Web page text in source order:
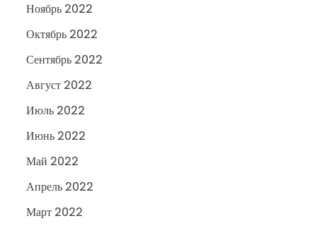
Ноябрь 2022
Октябрь 2022
Сентябрь 2022
Август 2022
Июль 2022
Июнь 2022
Май 2022
Апрель 2022
Март 2022